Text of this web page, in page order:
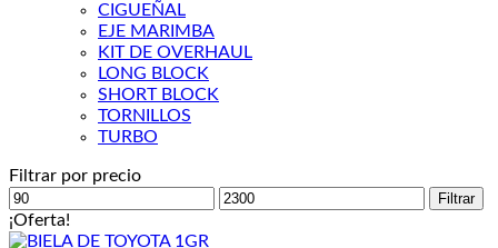
CIGUEÑAL
EJE MARIMBA
KIT DE OVERHAUL
LONG BLOCK
SHORT BLOCK
TORNILLOS
TURBO
Filtrar por precio
Precio
mínimo
Precio
Filtrar
¡Oferta!